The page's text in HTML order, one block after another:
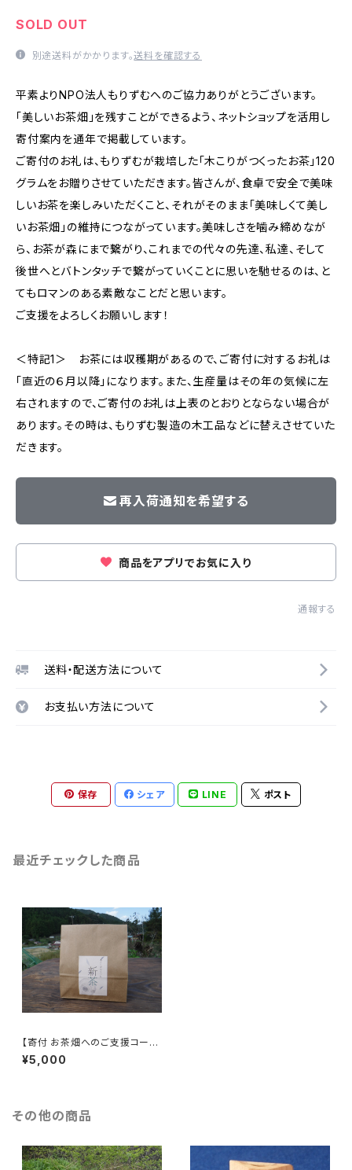
SOLD OUT
別途送料がかかります。送料を確認する
平素よりNPO法人もりずむへのご協力ありがとうございます。
「美しいお茶畑」を残すことができるよう、ネットショップを活用し
寄付案内を通年で掲載しています。
ご寄付のお礼は、もりずむが栽培した「木こりがつくったお茶」120
グラムをお贈りさせていただきます。皆さんが、食卓で安全で美味
しいお茶を楽しみいただくこと、それがそのまま「美味しくて美し
いお茶畑」の維持につながっています。美味しさを噛み締めなが
ら、お茶が森にまで繋がり、これまでの代々の先達、私達、そして
後世へとバトンタッチで繋がっていくことに思いを馳せるのは、と
てもロマンのある素敵なことだと思います。
ご支援をよろしくお願いします！
＜特記1＞ お茶には収穫期があるので、ご寄付に対するお礼は
「直近の６月以降」になります。また、生産量はその年の気候に左
右されますので、ご寄付のお礼は上表のとおりとならない場合が
あります。その時は、もりずむ製造の木工品などに替えさせていた
だきます。
再入荷通知を希望する
商品をアプリでお気に入り
通報する
送料・配送方法について
お支払い方法について
保存 シェア LINE ポスト
最近チェックした商品
【寄付 お茶畑へのご支援コー
ス】「木こりがつくったお茶」120
グラム
¥5,000
その他の商品